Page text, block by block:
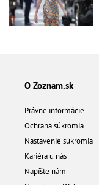
O Zoznam.sk
Právne informácie
Ochrana súkromia
Nastavenie súkromia
Kariéra u nás
Napíšte nám